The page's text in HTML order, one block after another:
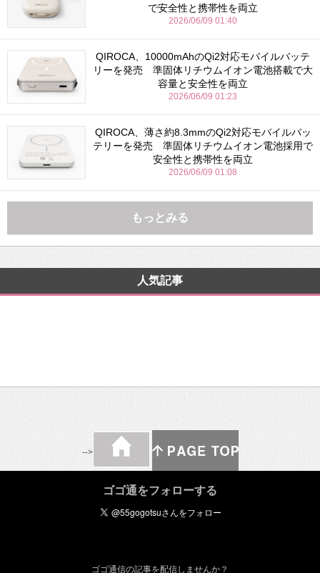
で安全性と携帯性を両立
2026/06/09 01:40
QIROCA、10000mAhのQi2対応モバイルバッテ
リーを発売 準固体リチウムイオン電池搭載で大
容量と安全性を両立
2026/06/09 01:23
QIROCA、薄さ約8.3mmのQi2対応モバイルバッ
テリーを発売 準固体リチウムイオン電池採用で
安全性と携帯性を両立
2026/06/09 01:08
もっとみる
人気記事
-->
ゴゴ通をフォローする
ゴゴ通信の記事を配信しませんか？